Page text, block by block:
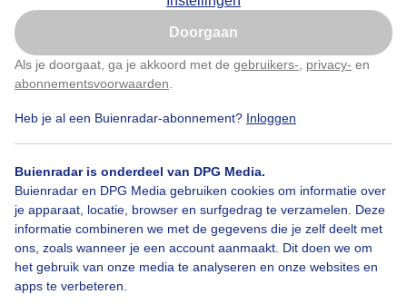
Doorgaan
Als je doorgaat, ga je akkoord met de gebruikers- privacy- en
abonnementsvoorwaarden
Heb je al een Buienradar-abonnement? Inloggen
Buienradar is onderdeel van DPG Media.
Buienradar en DPG Media gebruiken cookies om informatie over
je apparaat, locatie, browser en surfgedrag te verzamelen. Deze
informatie combineren we met de gegevens die je zelf deelt met
ons, zoals wanneer je een account aanmaakt. Dit doen we om
het gebruik van onze media te analyseren en onze websites en
apps te verbeteren.
Het was groeizaam weer
Door: Peter van der Schoot Gemaakt: 08-05-2026, 14x bekeken
Bekijk slideshow
Nu niet, misschien later
Klik hierom dit aan te passen